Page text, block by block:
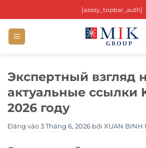
qua
nội
dung
[azezy_topbar_auth]
Экспертный взгляд
актуальные ссылки
2026 году
Đăng vào 3 Tháng 6, 2026 bởi XUAN BINH